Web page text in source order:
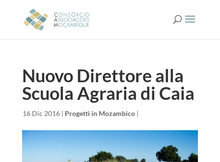
Nuovo Direttore alla
Scuola Agraria di Caia
16 Dic 2016| Progetti in Mozambico|